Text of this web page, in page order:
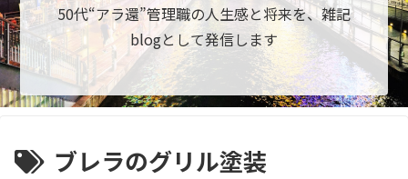
50代“アラ還”管理職の人生感と将来を、雑記
blogとして発信します
ブレラのグリル塗装